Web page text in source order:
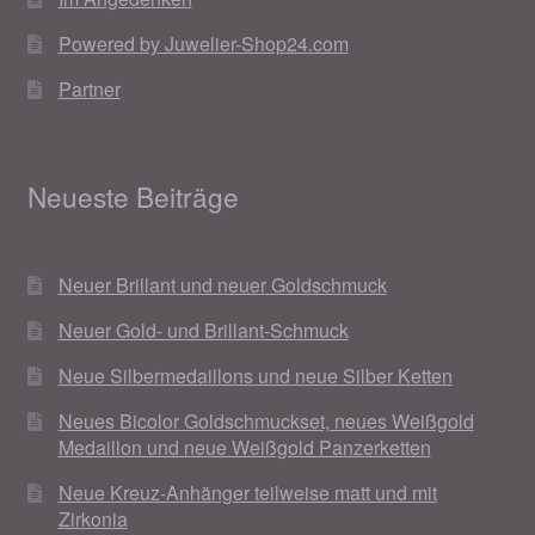
Vertrag widerrufen
Weihnachtsangebote 2015
Weihnachtsangebote 2016
Weihnachtsangebote 2017
Weihnachtsangebote 2018
Powered by Juwelier-Shop24.com
Partner
Neueste Beiträge
Neuer Brillant und neuer Goldschmuck
Neuer Gold- und Brillant-Schmuck
Neue Silbermedaillons und neue Silber Ketten
Neues Bicolor Goldschmuckset, neues Weißgold
Medaillon und neue Weißgold Panzerketten
Neue Kreuz-Anhänger teilweise matt und mit
Zirkonia